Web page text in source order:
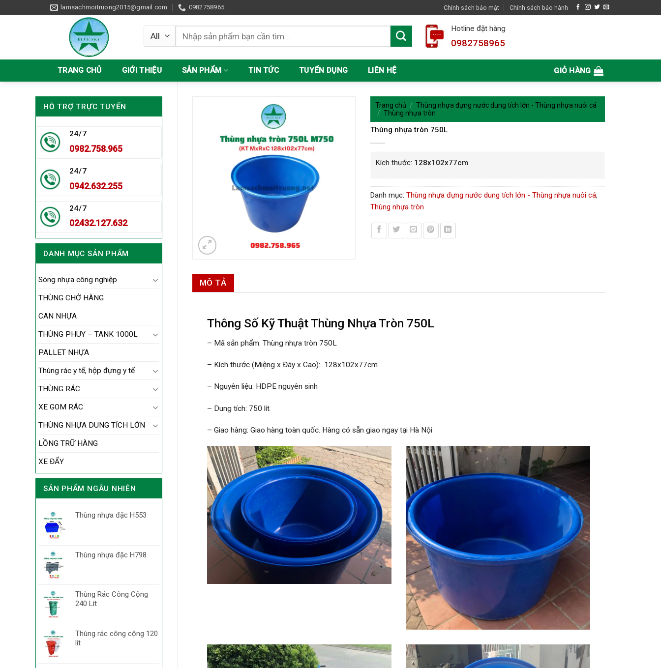
to
lamsachmoitruong2015@gmail.com 0982758965 Chính sách bảo mật Chính sách bảo hành
Tìm
kiếm:
Hotline đặt hàng
0982758965
TRANG CHỦ GIỚI THIỆU SẢN PHẨM TIN TỨC TUYỂN DỤNG LIÊN HỆ GIỎ HÀNG
HỖ TRỢ TRỰC TUYẾN
24/7
0982.758.965
24/7
0942.632.255
24/7
02432.127.632
DANH MỤC SẢN PHẨM
Sóng nhựa công nghiệp
THÙNG CHỞ HÀNG
CAN NHỰA
THÙNG PHUY – TANK 1000L
PALLET NHỰA
Thùng rác y tế, hộp đựng y tế
THÙNG RÁC
XE GOM RÁC
THÙNG NHỰA DUNG TÍCH LỚN
LỒNG TRỮ HÀNG
XE ĐẨY
SẢN PHẨM NGẪU NHIÊN
Thùng nhựa đặc H553
Thùng nhựa đặc H798
Thùng Rác Công Cộng
240 Lít
Thùng rác công cộng 120
lít
Trang chủ / Thùng nhựa đựng nước dung tích lớn - Thùng nhựa nuôi cá
/ Thùng nhựa tròn
Thùng nhựa tròn 750L
Kích thước: 128x102x77cm
Danh mục:Thùng nhựa đựng nước dung tích lớn - Thùng nhựa nuôi cá,
Thùng nhựa tròn
MÔ TẢ
Thông Số Kỹ ThuậtThùng Nhựa Tròn 750L
– Mã sản phẩm: Thùng nhựa tròn 750L
– Kích thước (Miệng x Đáy x Cao): 128x102x77cm
– Nguyên liệu: HDPE nguyên sinh
– Dung tích: 750 lít
– Giao hàng: Giao hàng toàn quốc. Hàng có sẵn giao ngay tại Hà Nội